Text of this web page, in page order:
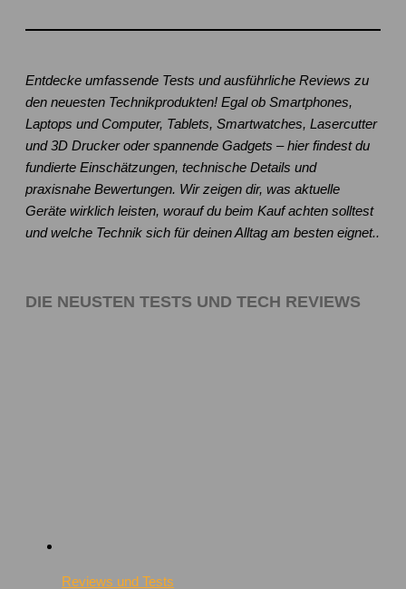
Entdecke umfassende Tests und ausführliche Reviews zu
den neuesten Technikprodukten! Egal ob Smartphones,
Laptops und Computer, Tablets, Smartwatches, Lasercutter
und 3D Drucker oder spannende Gadgets – hier findest du
fundierte Einschätzungen, technische Details und
praxisnahe Bewertungen. Wir zeigen dir, was aktuelle
Geräte wirklich leisten, worauf du beim Kauf achten solltest
und welche Technik sich für deinen Alltag am besten eignet..
DIE NEUSTEN TESTS UND TECH REVIEWS
Reviews und Tests